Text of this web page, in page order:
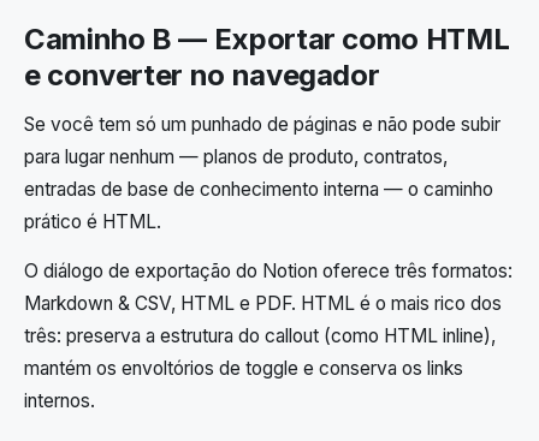
Caminho B — Exportar como HTML
e converter no navegador
Se você tem só um punhado de páginas e não pode subir
para lugar nenhum — planos de produto, contratos,
entradas de base de conhecimento interna — o caminho
prático é HTML.
O diálogo de exportação do Notion oferece três formatos:
Markdown & CSV, HTML e PDF. HTML é o mais rico dos
três: preserva a estrutura do callout (como HTML inline),
mantém os envoltórios de toggle e conserva os links
internos.